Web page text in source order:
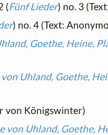
(Fünf Lieder) no. 3
) no. 4 (Text:
Goethe, Heine,
von Uhland, Goethe,
von Königswinter)
von Uhland, Goethe,